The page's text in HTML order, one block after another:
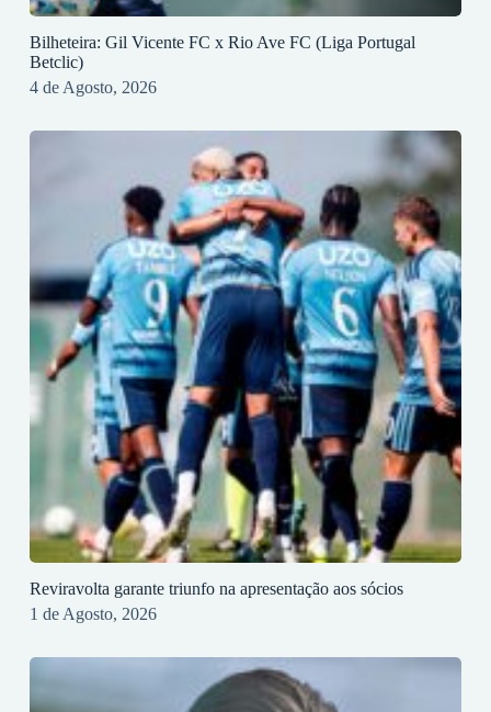
Bilheteira: Gil Vicente FC x Rio Ave FC (Liga Portugal
Betclic)
4 de Agosto, 2026
Reviravolta garante triunfo na apresentação aos sócios
1 de Agosto, 2026